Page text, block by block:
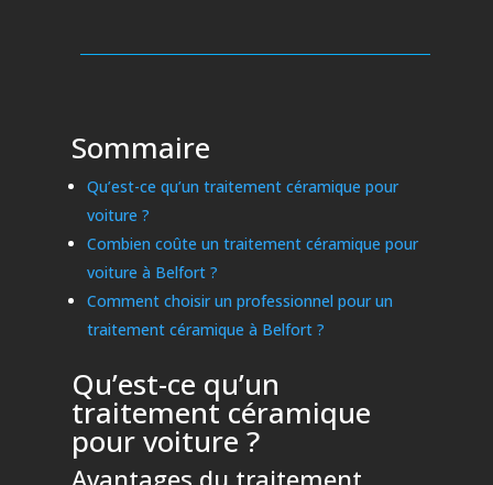
Sommaire
Qu’est-ce qu’un traitement céramique pour
voiture ?
Combien coûte un traitement céramique pour
voiture à Belfort ?
Comment choisir un professionnel pour un
traitement céramique à Belfort ?
Qu’est-ce qu’un
traitement céramique
pour voiture ?
Avantages du traitement